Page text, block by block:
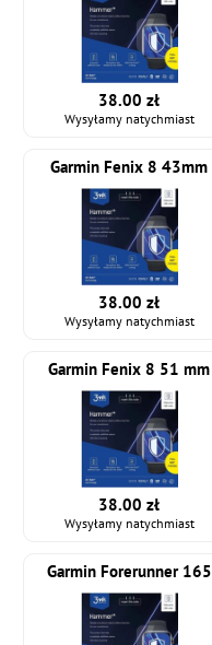
38.00 zł
Wysyłamy natychmiast
Garmin Fenix 8 43mm
38.00 zł
Wysyłamy natychmiast
Garmin Fenix 8 51 mm
38.00 zł
Wysyłamy natychmiast
Garmin Forerunner 165